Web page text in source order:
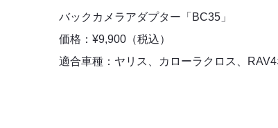
バックカメラアダプター「BC35」
価格：¥9,900（税込）
適合車種：ヤリス、カローラクロス、